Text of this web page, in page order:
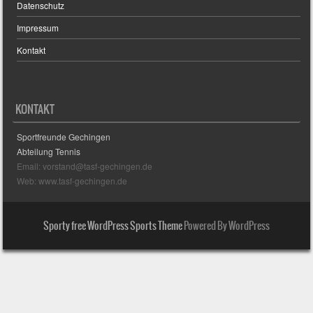
Datenschutz
Impressum
Kontakt
KONTAKT
Sportfreunde Gechingen
Abteilung Tennis
Email: vorstand@tasf-gechingen.de
Web: www.tasf-gechingen.de
Sporty free WordPress Sports ThemePowered By WordPress